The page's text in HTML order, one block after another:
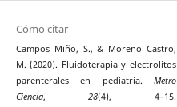
Cómo citar
Campos Miño, S., & Moreno Castro,
M. (2020). Fluidoterapia y electrolitos
parenterales en pediatría. Metro
Ciencia,28(4), 4–15.